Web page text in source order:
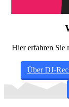
Hier erfahren Sie
Über DJ-